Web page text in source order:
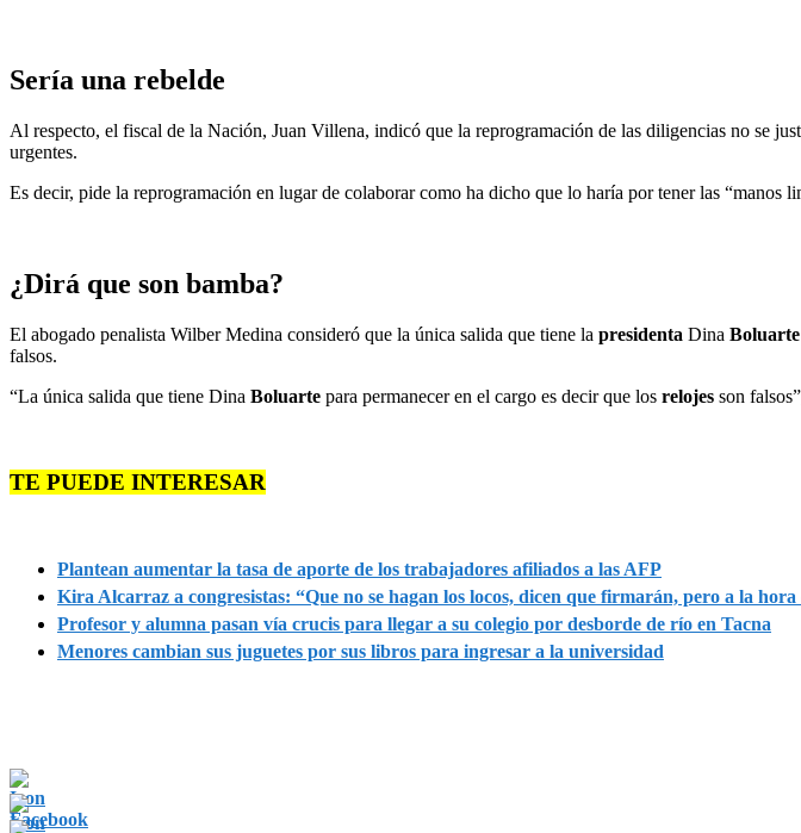
Sería una rebelde
Al respecto, el fiscal de la Nación, Juan Villena, indicó que la reprogramación de las diligencias no se
urgentes.
Es decir, pide la reprogramación en lugar de colaborar como ha dicho que lo haría por tener las “manos
¿Dirá que son bamba?
El abogado penalista Wilber Medina consideró que la única salida que tiene la presidenta Dina Boluarte
falsos.
“La única salida que tiene Dina Boluarte para permanecer en el cargo es decir que los relojes son
TE PUEDE INTERESAR
Plantean aumentar la tasa de aporte de los trabajadores afiliados a las AFP
Kira Alcarraz a congresistas: “Que no se hagan los locos, dicen que firmarán, pero a la
Profesor y alumna pasan vía crucis para llegar a su colegio por desborde de río en Tacna
Menores cambian sus juguetes por sus libros para ingresar a la universidad